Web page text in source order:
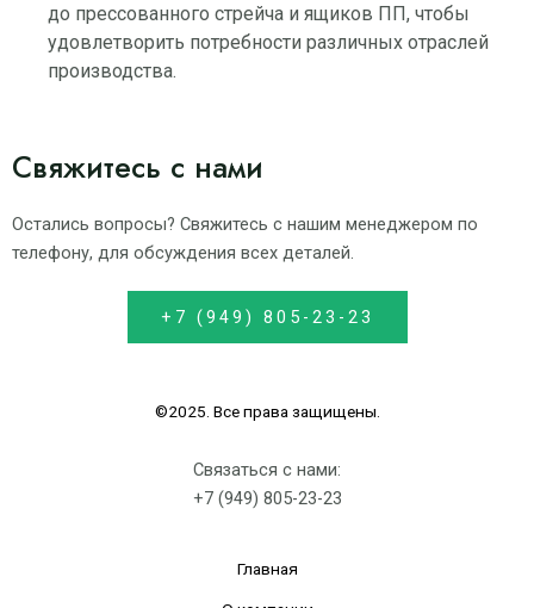
до прессованного стрейча и ящиков ПП, чтобы
удовлетворить потребности различных отраслей
производства.
Свяжитесь с нами
Остались вопросы? Свяжитесь с нашим менеджером по
телефону, для обсуждения всех деталей.
+7 (949) 805-23-23
©2025. Все права защищены.
Связаться с нами:
+7 (949) 805-23-23
Главная